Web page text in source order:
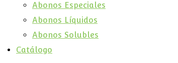
Abonos Especiales
Abonos Líquidos
Abonos Solubles
Catálogo